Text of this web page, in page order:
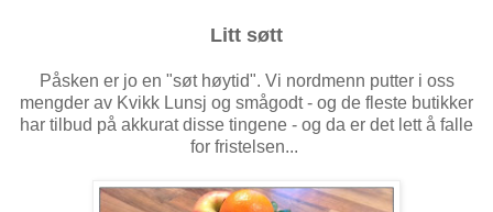
Litt søtt
Påsken er jo en "søt høytid". Vi nordmenn putter i oss
mengder av Kvikk Lunsj og smågodt - og de fleste butikker
har tilbud på akkurat disse tingene - og da er det lett å falle
for fristelsen...